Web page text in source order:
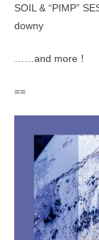
SOIL & “PIMP”
downy
……and more！
==